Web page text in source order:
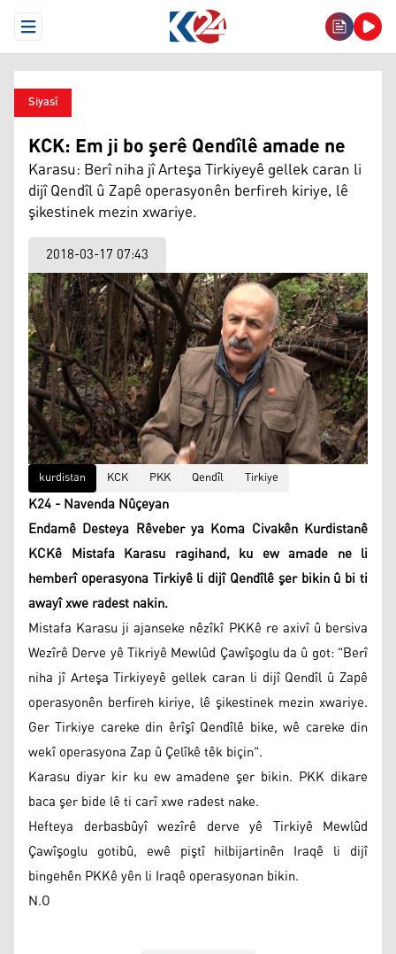
Open Menu
Siyasî
KCK: Em ji bo şerê Qendîlê amade ne
Karasu: Berî niha jî Arteşa Tirkiyeyê gellek caran li
dijî Qendîl û Zapê operasyonên berfireh kiriye, lê
şikestinek mezin xwariye.
2018-03-17 07:43
kurdistan KCK PKK Qendîl Tirkiye
K24 - Navenda Nûçeyan
Endamê Desteya Rêveber ya Koma Civakên Kurdistanê
KCKê Mistafa Karasu ragihand, ku ew amade ne li
hemberî operasyona Tirkiyê li dijî Qendîlê şer bikin û bi ti
awayî xwe radest nakin.
Mistafa Karasu ji ajanseke nêzîkî PKKê re axivî û bersiva
Wezîrê Derve yê Tikriyê Mewlûd Çawîşoglu da û got: "Berî
niha jî Arteşa Tirkiyeyê gellek caran li dijî Qendîl û Zapê
operasyonên berfireh kiriye, lê şikestinek mezin xwariye.
Ger Tirkiye careke din êrîşî Qendîlê bike, wê careke din
wekî operasyona Zap û Çelîkê têk biçin".
Karasu diyar kir ku ew amadene şer bikin. PKK dikare
baca şer bide lê ti carî xwe radest nake.
Hefteya derbasbûyî wezîrê derve yê Tirkiyê Mewlûd
Çawîşoglu gotibû, ewê piştî hilbijartinên Iraqê li dijî
bingehên PKKê yên li Iraqê operasyonan bikin.
N.O